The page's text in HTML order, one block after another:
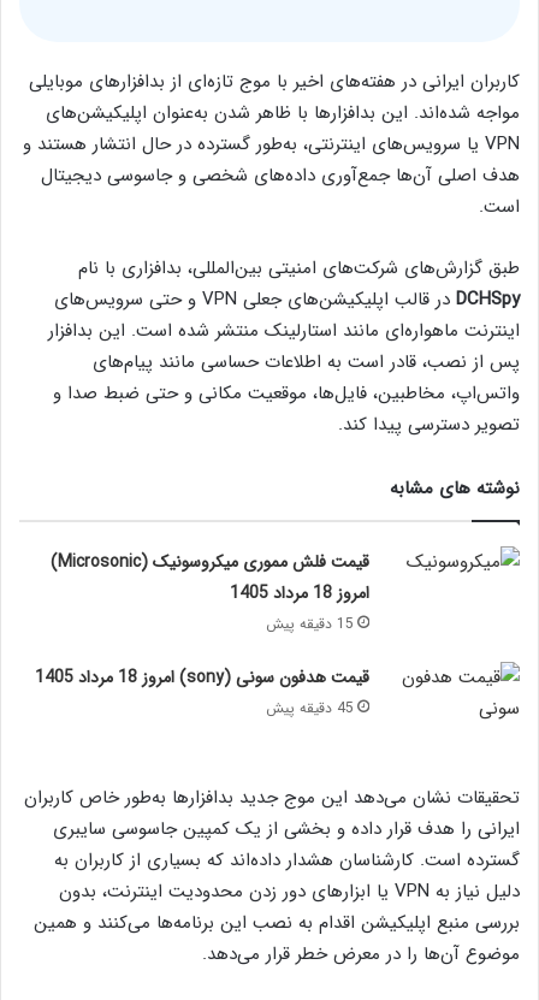
کاربران ایرانی در هفته‌های اخیر با موج تازه‌ای از بدافزارهای موبایلی
مواجه شده‌اند. این بدافزارها با ظاهر شدن به‌عنوان اپلیکیشن‌های
VPN یا سرویس‌های اینترنتی، به‌طور گسترده در حال انتشار هستند و
هدف اصلی آن‌ها جمع‌آوری داده‌های شخصی و جاسوسی دیجیتال
است.
طبق گزارش‌های شرکت‌های امنیتی بین‌المللی، بدافزاری با نام
DCHSpy
در قالب اپلیکیشن‌های جعلی VPN و حتی سرویس‌های
اینترنت ماهواره‌ای مانند استارلینک منتشر شده است. این بدافزار
پس از نصب، قادر است به اطلاعات حساسی مانند پیام‌های
واتس‌اپ، مخاطبین، فایل‌ها، موقعیت مکانی و حتی ضبط صدا و
تصویر دسترسی پیدا کند.
نوشته های مشابه
قیمت فلش مموری میکروسونیک (Microsonic)
امروز 18 مرداد 1405
15 دقیقه پیش
قیمت هدفون سونی (sony) امروز 18 مرداد 1405
45 دقیقه پیش
تحقیقات نشان می‌دهد این موج جدید بدافزارها به‌طور خاص کاربران
ایرانی را هدف قرار داده و بخشی از یک کمپین جاسوسی سایبری
گسترده است. کارشناسان هشدار داده‌اند که بسیاری از کاربران به
دلیل نیاز به VPN یا ابزارهای دور زدن محدودیت اینترنت، بدون
بررسی منبع اپلیکیشن اقدام به نصب این برنامه‌ها می‌کنند و همین
موضوع آن‌ها را در معرض خطر قرار می‌دهد.